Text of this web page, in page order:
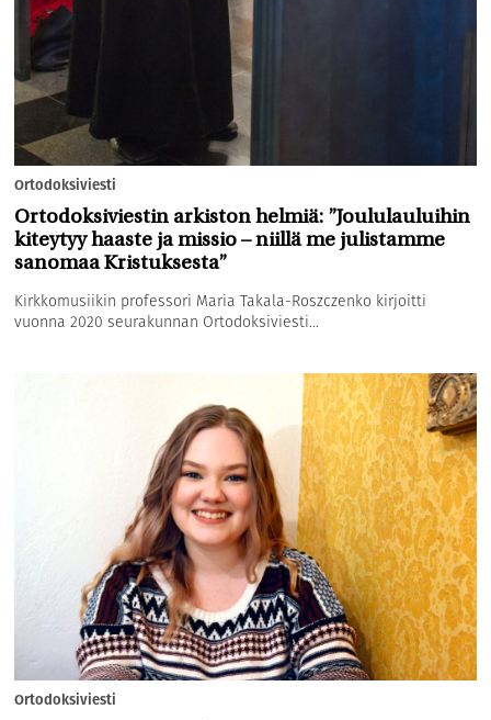
Ortodoksiviesti
Ortodoksiviestin arkiston helmiä: ”Joululauluihin
kiteytyy haaste ja missio – niillä me julistamme
sanomaa Kristuksesta”
Kirkkomusiikin professori Maria Takala-Roszczenko kirjoitti
vuonna 2020 seurakunnan Ortodoksiviesti...
Ortodoksiviesti